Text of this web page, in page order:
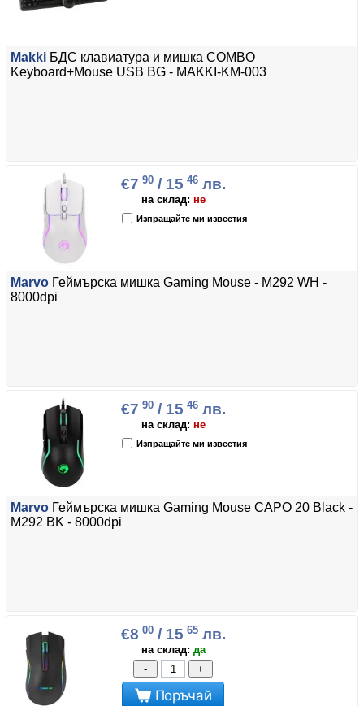
Makki БДС клавиатура и мишка COMBO
Keyboard+Mouse USB BG - MAKKI-KM-003
€7 90/ 15 46лв.
на склад: не
Изпращайте ми известия
Marvo Геймърска мишка Gaming Mouse - M292 WH -
8000dpi
€7 90/ 15 46лв.
на склад: не
Изпращайте ми известия
Marvo Геймърска мишка Gaming Mouse CAPO 20 Black -
M292 BK - 8000dpi
€8 00/ 15 65лв.
на склад: да
-
+
Поръчай